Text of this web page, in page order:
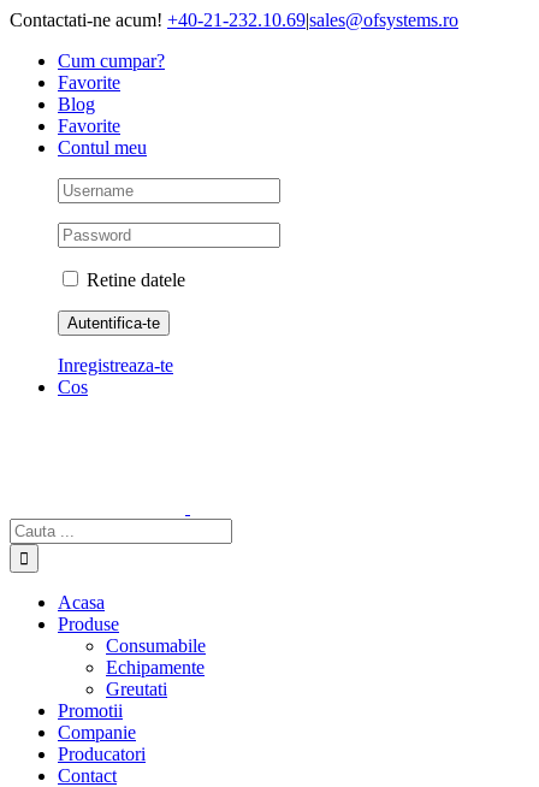
Skip
content
Contactati-ne acum! +40-21-232.10.69|sales@ofsystems.ro
Cum cumpar?
Favorite
Blog
Favorite
Contul meu
Retine datele
Inregistreaza-te
Cos
Cautare...
Acasa
Produse
Consumabile
Echipamente
Greutati
Promotii
Companie
Producatori
Contact